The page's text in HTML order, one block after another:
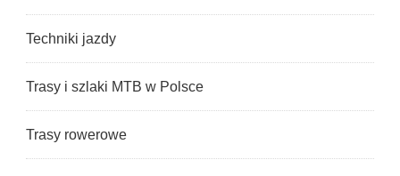
Techniki jazdy
Trasy i szlaki MTB w Polsce
Trasy rowerowe